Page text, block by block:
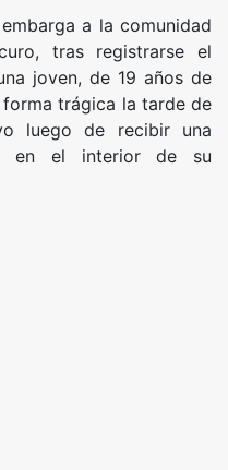
a la comunidad
tras registrarse el
joven, de 19 años de
trágica la tarde de
luego de recibir una
en el interior de su